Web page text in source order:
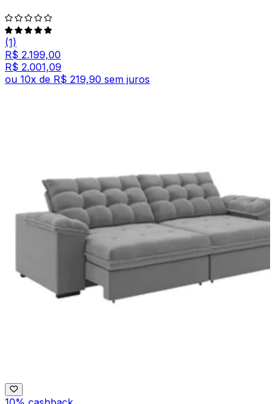
(1)
R$ 2.199,00
R$ 2.001,09
ou 10x de R$ 219,90 sem juros